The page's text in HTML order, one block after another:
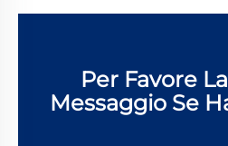
Per Favore
Messaggio Se